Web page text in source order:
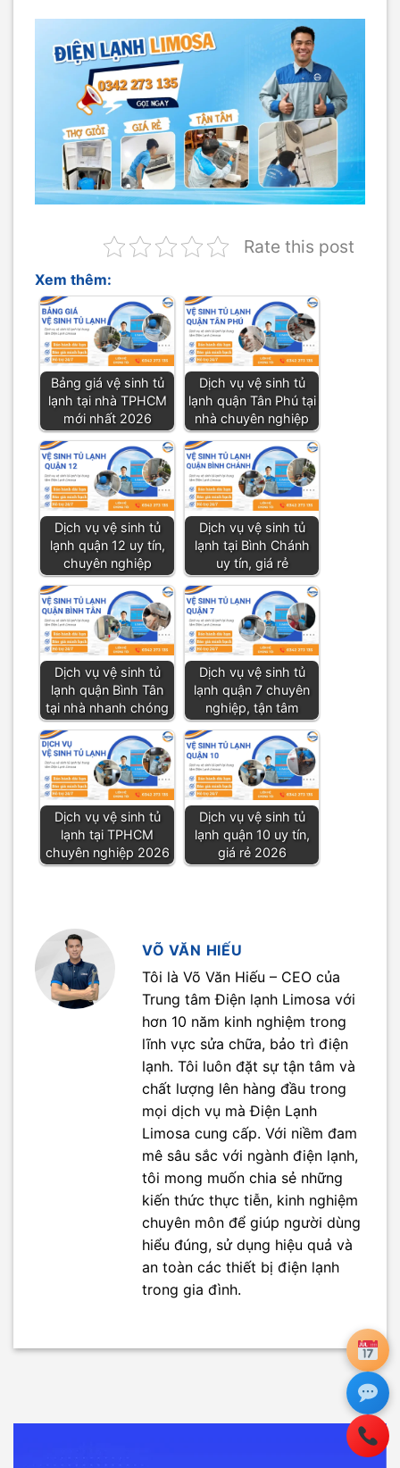
Rate this post
Xem thêm:
Bảng giá vệ sinh tủ
lạnh tại nhà TPHCM
mới nhất 2026
Dịch vụ vệ sinh tủ
lạnh quận Tân Phú tại
nhà chuyên nghiệp
Dịch vụ vệ sinh tủ
lạnh quận 12 uy tín,
chuyên nghiệp
Dịch vụ vệ sinh tủ
lạnh tại Bình Chánh
uy tín, giá rẻ
Dịch vụ vệ sinh tủ
lạnh quận Bình Tân
tại nhà nhanh chóng
Dịch vụ vệ sinh tủ
lạnh quận 7 chuyên
nghiệp, tận tâm
Dịch vụ vệ sinh tủ
lạnh tại TPHCM
chuyên nghiệp 2026
Dịch vụ vệ sinh tủ
lạnh quận 10 uy tín,
giá rẻ 2026
VÕ VĂN HIẾU
Tôi là Võ Văn Hiếu – CEO của
Trung tâm Điện lạnh Limosa với
hơn 10 năm kinh nghiệm trong
lĩnh vực sửa chữa, bảo trì điện
lạnh. Tôi luôn đặt sự tận tâm và
chất lượng lên hàng đầu trong
mọi dịch vụ mà Điện Lạnh
Limosa cung cấp. Với niềm đam
mê sâu sắc với ngành điện lạnh,
tôi mong muốn chia sẻ những
kiến thức thực tiễn, kinh nghiệm
chuyên môn để giúp người dùng
hiểu đúng, sử dụng hiệu quả và
an toàn các thiết bị điện lạnh
trong gia đình.